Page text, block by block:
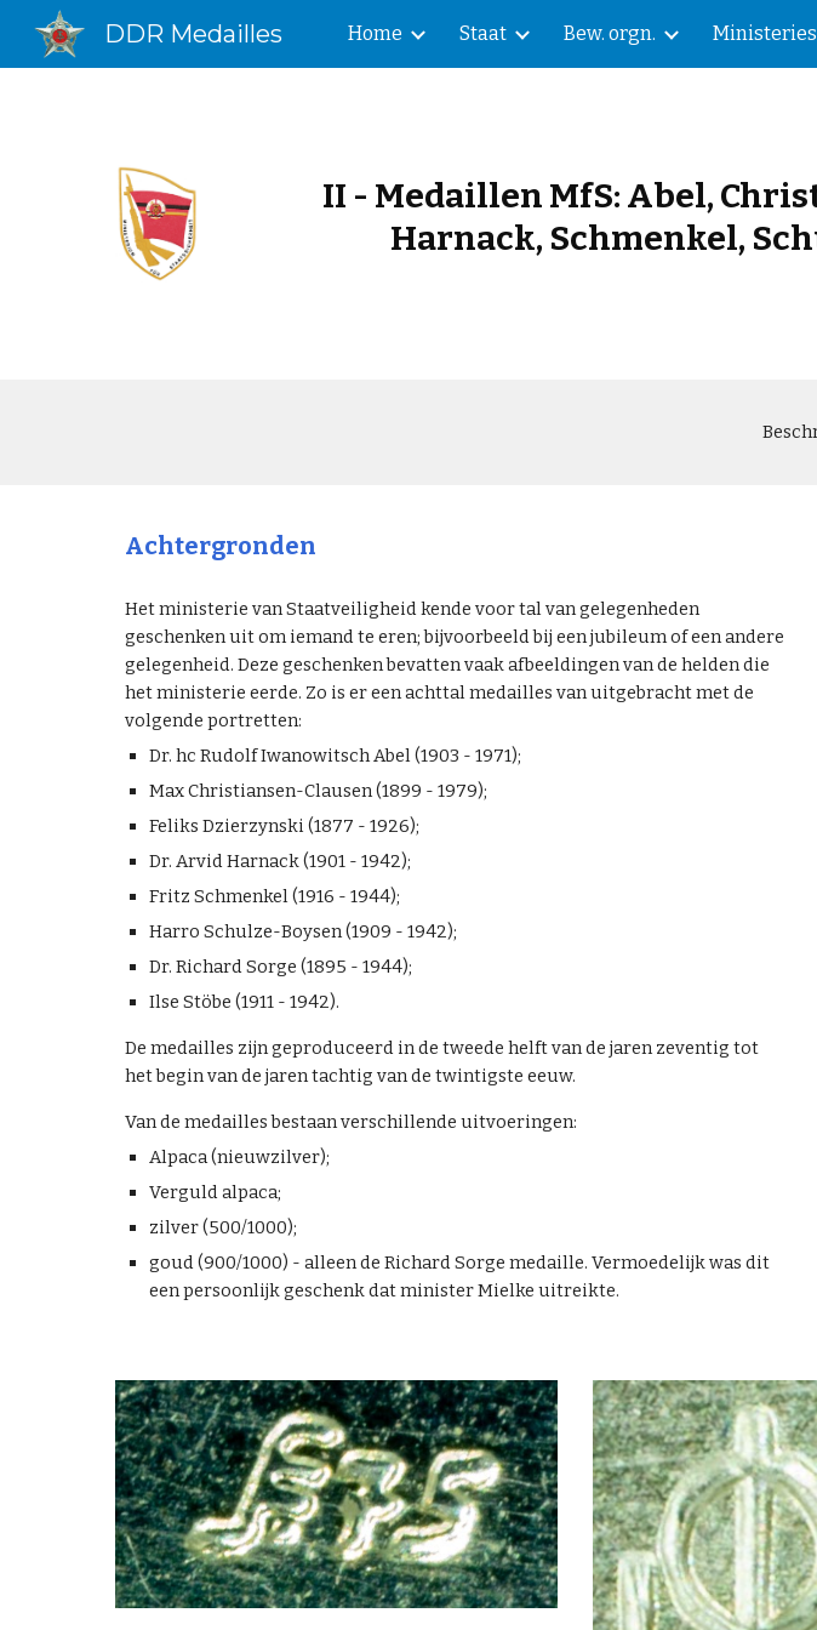
Skip to main content
DDR Medailles Home Staat Bew. orgn. Ministeries
II - Medaillen MfS: Abel,
Harnack, Schmenkel,
Achtergronden
Het ministerie van Staatveiligheid kende voor tal van gelegenheden
geschenken uit om iemand te eren; bijvoorbeeld bij een jubileum of een andere
gelegenheid. Deze geschenken bevatten vaak afbeeldingen van de helden die
het ministerie eerde. Zo is er een achttal medailles van uitgebracht met de
volgende portretten:
Dr. hc Rudolf Iwanowitsch Abel (1903 - 1971);
Max Christiansen-Clausen (1899 - 1979);
Feliks Dzierzynski (1877 - 1926);
Dr. Arvid Harnack (1901 - 1942);
Fritz Schmenkel (1916 - 1944);
Harro Schulze-Boysen (1909 - 1942);
Dr. Richard Sorge (1895 - 1944);
Ilse Stöbe (1911 - 1942).
De medailles zijn geproduceerd in de tweede helft van de jaren zeventig tot
het begin van de jaren tachtig van de twintigste eeuw.
Van de medailles bestaan verschillende uitvoeringen:
Alpaca (nieuwzilver);
Verguld alpaca;
zilver (500/1000);
goud (900/1000) - alleen de Richard Sorge medaille. Vermoedelijk was dit
een persoonlijk geschenk dat minister Mielke uitreikte.